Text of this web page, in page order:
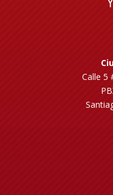
Calle 5